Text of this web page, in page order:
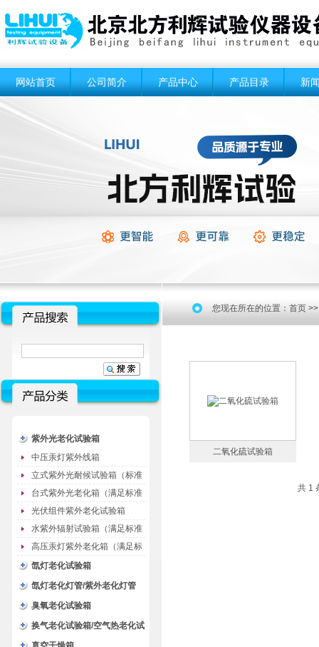
网站首页 公司简介 产品中心 产品目录 新
紫外光老化试验箱
中压汞灯紫外线箱
立式紫外光耐候试验箱（标准
型）
台式紫外光老化箱（满足标准
GB/T16776）
光伏组件紫外老化试验箱
水紫外辐射试验箱（满足标准
JC485-1992）
高压汞灯紫外老化箱（满足标
准GB/T16777）
氙灯老化试验箱
氙灯老化灯管/紫外老化灯管
（耗材）
臭氧老化试验箱
换气老化试验箱/空气热老化试
您现在所在的位置： 首页
二氧化硫试验箱
共 1